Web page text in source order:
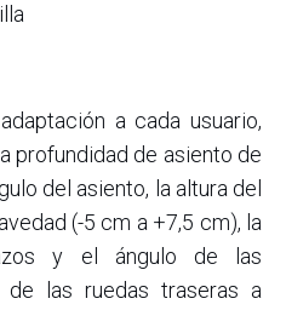
a cada usuario,
profundidad de asiento de
del asiento, la altura del
(-5 cm a +7,5 cm), la
y el ángulo de las
de las ruedas traseras a